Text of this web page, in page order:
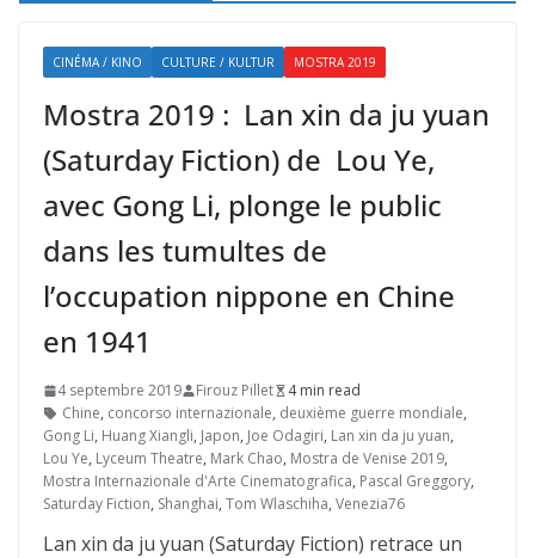
CINÉMA / KINO CULTURE / KULTUR MOSTRA 2019
Mostra 2019 : Lan xin da ju yuan
(Saturday Fiction) de Lou Ye,
avec Gong Li, plonge le public
dans les tumultes de
l’occupation nippone en Chine
en 1941
4 septembre 2019 Firouz Pillet
4 min read
Chine, concorso internazionale, deuxième guerre mondiale,
Gong Li, Huang Xiangli, Japon, Joe Odagiri, Lan xin da ju yuan,
Lou Ye, Lyceum Theatre, Mark Chao, Mostra de Venise 2019,
Mostra Internazionale d'Arte Cinematografica, Pascal Greggory,
Saturday Fiction, Shanghai, Tom Wlaschiha, Venezia76
Lan xin da ju yuan (Saturday Fiction) retrace un